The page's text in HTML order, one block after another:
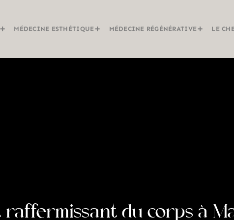
MÉDECINE ESTHÉTIQUE MÉDECINE RÉGÉNÉRATIVE LE
du corps à